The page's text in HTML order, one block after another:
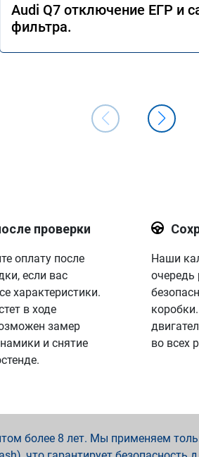
Audi Q7 отключение ЕГР и
фильтра.
проверки
оплату после
если вас
характеристики.
в ходе
замер
и снятие
Наши
очередь
во всех
более 8 лет. Мы применяем